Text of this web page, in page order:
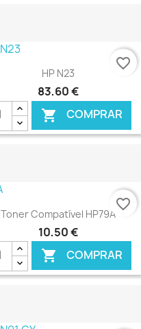
€ ONLINE
HP N23
83,60 €
 COMPRAR
€ ONLINE
favorite_border
Toner Compatível HP79A
10,50 €
 COMPRAR
favorite_border